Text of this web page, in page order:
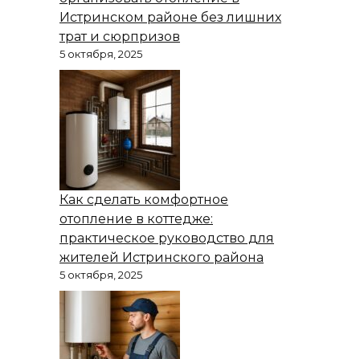
Истринском районе без лишних
трат и сюрпризов
5 октября, 2025
Как сделать комфортное
отопление в коттедже:
практическое руководство для
жителей Истринского района
5 октября, 2025